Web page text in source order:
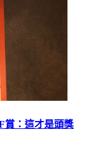
賞：這才是頭獎